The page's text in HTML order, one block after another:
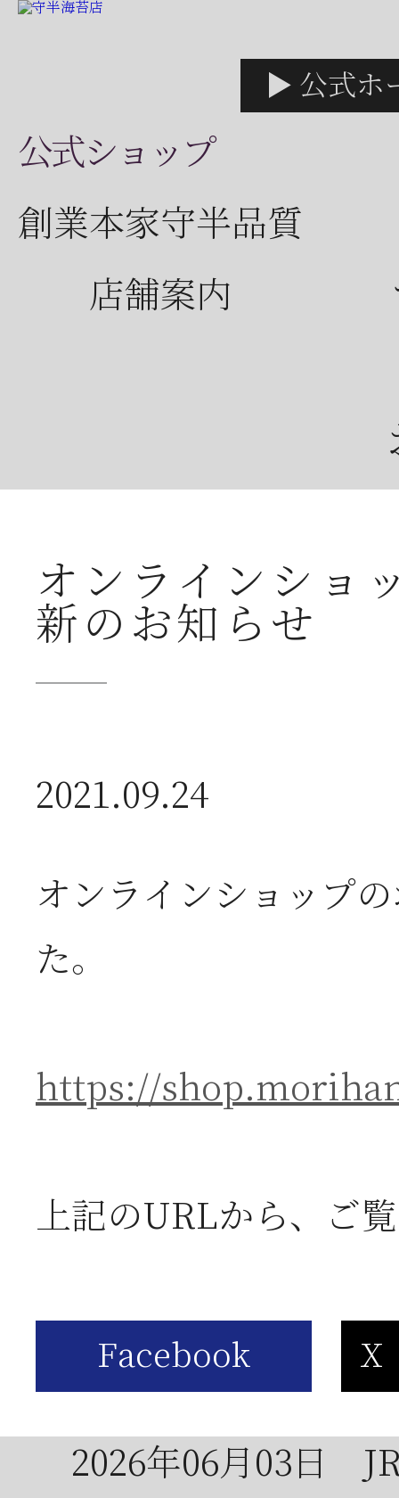
公式ショップ
▶ 公式ホ
創業本家守半品質
店舗案内
2026年07月23日
2026年07月08日
2026年06月05日
2026年06月03日
オンラインシ
新のお知らせ
2021.09.24
オンラインショップ
た。
https://
上記のURLから、ご